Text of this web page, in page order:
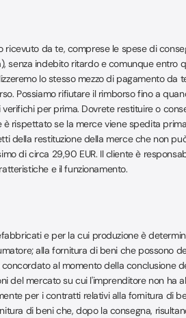
da te, comprese le spese di
indebito ritardo e comunque entro
lo stesso mezzo di pagamento da
Possiamo rifiutare il rimborso fino a
per prima. Dovrete restituire o
rispettato se la merce viene spedita
della restituzione della merce che non
di circa 29,90 EUR. Il cliente è
e il funzionamento.
e per la cui produzione è
alla fornitura di beni che possono
al momento della conclusione
mercato su cui l'imprenditore non ha
per i contratti relativi alla fornitura di
di beni che, dopo la consegna,